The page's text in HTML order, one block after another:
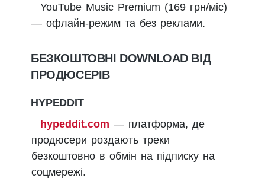
YouTube Music Premium (169 грн/міс)
— офлайн-режим та без реклами.
БЕЗКОШТОВНІ DOWNLOAD ВІД
ПРОДЮСЕРІВ
HYPEDDIT
hypeddit.com — платформа, де
продюсери роздають треки
безкоштовно в обмін на підписку на
соцмережі.